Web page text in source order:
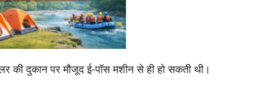
की दुकान पर मौजूद ई-पॉस मशीन से ही हो सकती थी।